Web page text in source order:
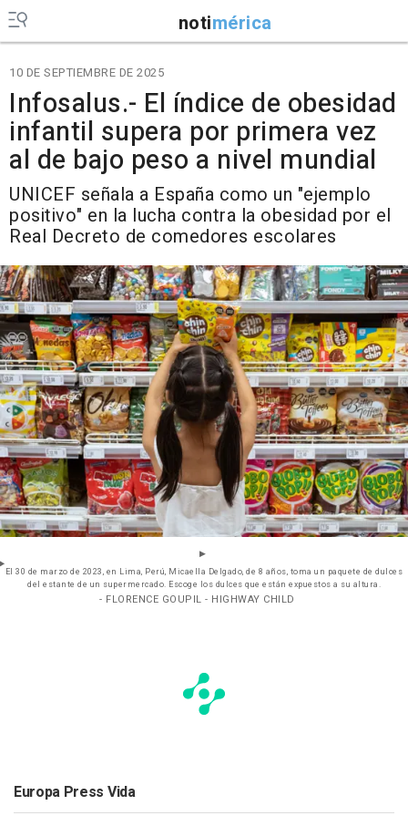
notimérica
10 DE SEPTIEMBRE DE 2025
Infosalus.- El índice de obesidad
infantil supera por primera vez
al de bajo peso a nivel mundial
UNICEF señala a España como un "ejemplo
positivo" en la lucha contra la obesidad por el
Real Decreto de comedores escolares
El 30 de marzo de 2023, en Lima, Perú, Micaella Delgado, de 8 años, toma un paquete de dulces
del estante de un supermercado. Escoge los dulces que están expuestos a su altura.
- FLORENCE GOUPIL - HIGHWAY CHILD
Europa Press Vida